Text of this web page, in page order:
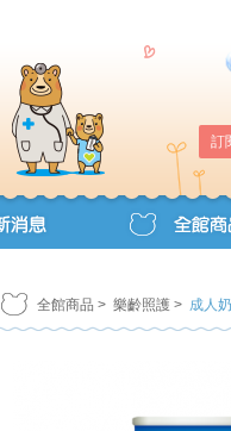
訂
全館商品 > 樂齡照護 > 成人